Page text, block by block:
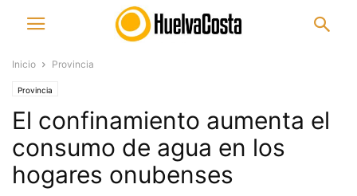
Inicio Provincia
Provincia
El confinamiento aumenta el
consumo de agua en los
hogares onubenses